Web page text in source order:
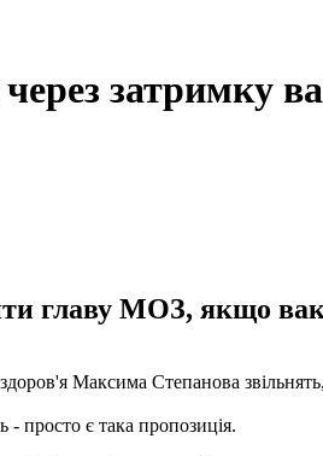
затримку
главу МОЗ, якщо
Максима Степанова
просто є така пропозиція.